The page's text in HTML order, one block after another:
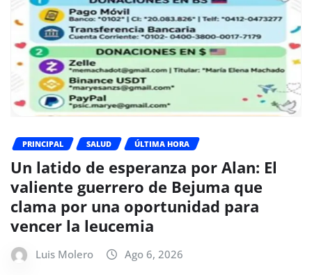
PRINCIPAL SALUD ÚLTIMA HORA
Un latido de esperanza por Alan: El
valiente guerrero de Bejuma que
clama por una oportunidad para
vencer la leucemia
Luis Molero Ago 6, 2026